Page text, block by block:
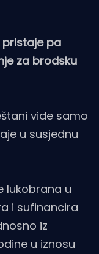
pristaje pa
za brodsku
vide samo
u susjednu
lukobrana u
i sufinancira
iz
u iznosu